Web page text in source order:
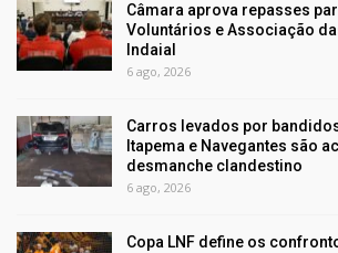
Câmara aprova repasses
Voluntários e Associação
Indaial
6 ago, 2026
Carros levados por
Itapema e Navegantes são
desmanche clandestino
6 ago, 2026
Copa LNF define os